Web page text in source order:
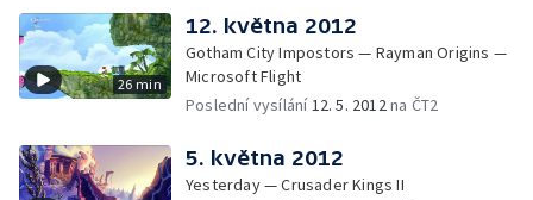
26 min
12. května 2012
Gotham City Impostors — Rayman Origins —
Microsoft Flight
Poslední vysílání12. 5. 2012na ČT2
5. května 2012
Yesterday — Crusader Kings II